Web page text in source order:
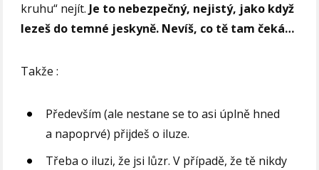
kruhu“ nejít.Je to nebezpečný, nejistý, jako když
lezeš do temné jeskyně. Nevíš, co tě tam čeká…
Takže :
Především (ale nestane se to asi úplně hned
a napoprvé) přijdeš o iluze.
Třeba o iluzi, že jsi lůzr. V případě, že tě nikdy